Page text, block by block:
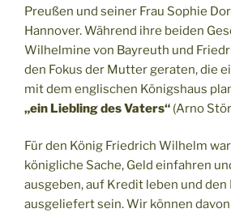
Preußen und seiner Frau Sophie
Hannover. Während ihre beiden
Wilhelmine von Bayreuth und
den Fokus der Mutter geraten, die
mit dem englischen Königshaus
„ein Liebling des Vaters“ (Arno
Für den König Friedrich Wilhelm
königliche Sache, Geld einfahren
ausgeben, auf Kredit leben und
ausgeliefert sein. Wir können